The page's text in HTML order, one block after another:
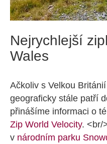
Nejrychlejší
Wales
Ačkoliv s Velkou
geograficky stále patří
přinášíme informaci o
Zip World Velocity. <br/
v národním parku